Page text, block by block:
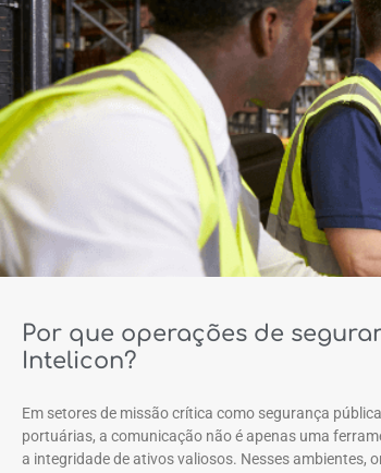
Por que operações de
Intelicon?
Em setores de missão crítica como segurança
portuárias, a comunicação não é apenas uma
a integridade de ativos valiosos. Nesses ambientes,